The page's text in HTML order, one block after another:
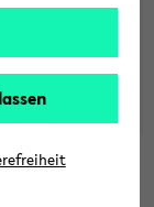
Sie einen